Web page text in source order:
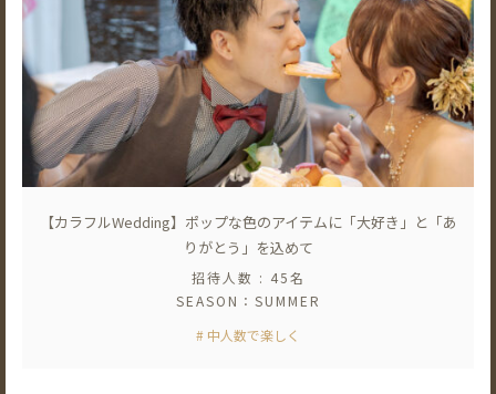
【カラフルWedding】ポップな色のアイテムに「大好き」と「あ
りがとう」を込めて
招待人数 : 45名
SEASON：SUMMER
# 中人数で楽しく